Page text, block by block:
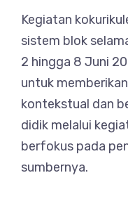
Kegiatan
sistem blok
2 hingga 8 Juni
untuk
kontekstual dan
didik melalui
berfokus pada
sumbernya.